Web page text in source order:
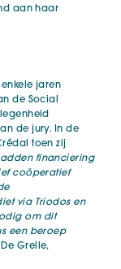
aan haar
jaren
de Social
de jury. In de
toen zij
financiering
coöperatief
via Triodos en
om dit
een beroep
Grelle,